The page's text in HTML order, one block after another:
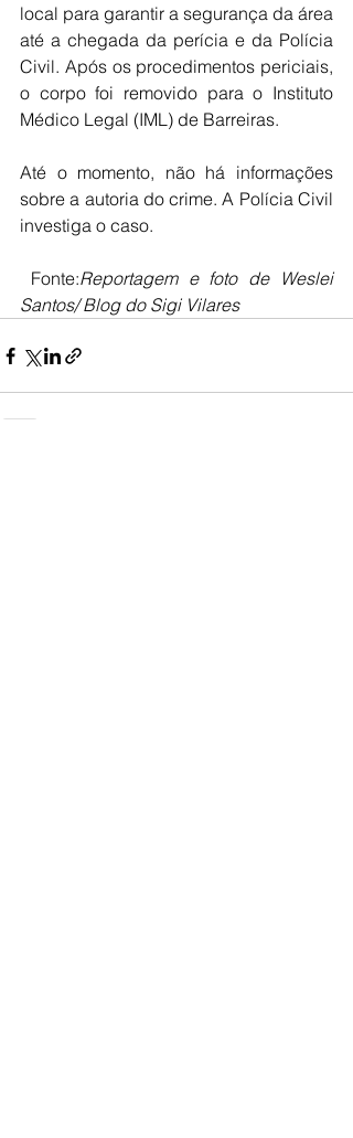
local para garantir a segurança da área
até a chegada da perícia e da Polícia
Civil. Após os procedimentos periciais,
o corpo foi removido para o Instituto
Médico Legal (IML) de Barreiras.
Até o momento, não há informações
sobre a autoria do crime. A Polícia Civil
investiga o caso.
Fonte:Reportagem e foto de Weslei
Santos/ Blog do Sigi Vilares